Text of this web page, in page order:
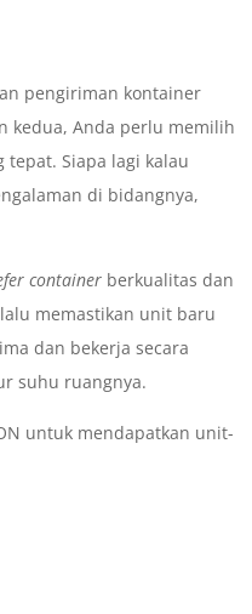
pengiriman kontainer
kedua, Anda perlu memilih
tepat. Siapa lagi kalau
di bidangnya,
container berkualitas dan
memastikan unit baru
dan bekerja secara
suhu ruangnya.
untuk mendapatkan unit-